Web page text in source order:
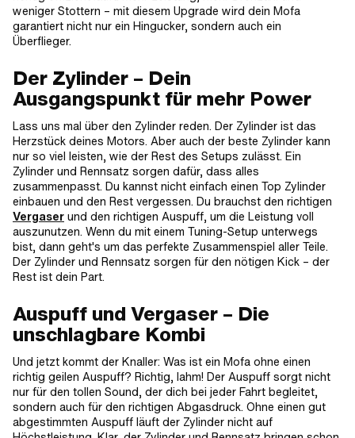
weniger Stottern – mit diesem Upgrade wird dein Mofa
garantiert nicht nur ein Hingucker, sondern auch ein
Überflieger.
Der Zylinder – Dein
Ausgangspunkt für mehr Power
Lass uns mal über den Zylinder reden. Der Zylinder ist das
Herzstück deines Motors. Aber auch der beste Zylinder kann
nur so viel leisten, wie der Rest des Setups zulässt. Ein
Zylinder und Rennsatz sorgen dafür, dass alles
zusammenpasst. Du kannst nicht einfach einen Top Zylinder
einbauen und den Rest vergessen. Du brauchst den richtigen
Vergaser und den richtigen Auspuff, um die Leistung voll
auszunutzen. Wenn du mit einem Tuning-Setup unterwegs
bist, dann geht's um das perfekte Zusammenspiel aller Teile.
Der Zylinder und Rennsatz sorgen für den nötigen Kick – der
Rest ist dein Part.
Auspuff und Vergaser – Die
unschlagbare Kombi
Und jetzt kommt der Knaller: Was ist ein Mofa ohne einen
richtig geilen Auspuff? Richtig, lahm! Der Auspuff sorgt nicht
nur für den tollen Sound, der dich bei jeder Fahrt begleitet,
sondern auch für den richtigen Abgasdruck. Ohne einen gut
abgestimmten Auspuff läuft der Zylinder nicht auf